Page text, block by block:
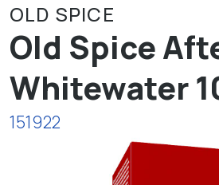
OLD SPICE
Old Spice
Whitewater
151922